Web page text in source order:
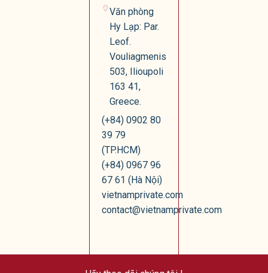
Văn phòng
Hy Lạp: Par.
Leof.
Vouliagmenis
503, Ilioupoli
163 41,
Greece.
(+84) 0902 80
39 79
(TP.HCM)
(+84) 0967 96
67 61 (Hà Nội)
vietnamprivate.com
contact@vietnamprivate.com